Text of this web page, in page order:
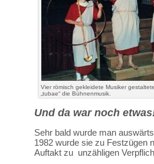
Vier römisch gekleidete Musiker
„tubae“ die Bühnenmusik.
Und da war noch
Sehr bald wurde man
1982 wurde sie zu Festzügen
Auftakt zu unzähligen